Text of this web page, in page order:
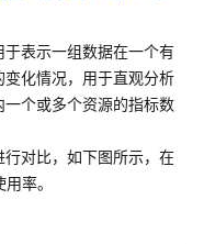
表示一组数据在一个有
化情况，用于直观分析
个或多个资源的指标数
对比，如下图所示，在
率。